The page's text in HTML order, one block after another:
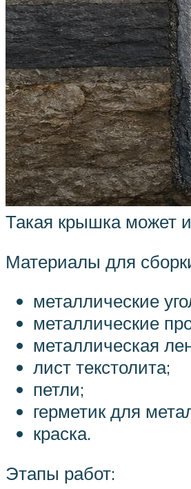
Такая крышка может
Материалы для
металлические
металлические
металлическая
лист текстолита;
петли;
герметик для
краска.
Этапы работ: